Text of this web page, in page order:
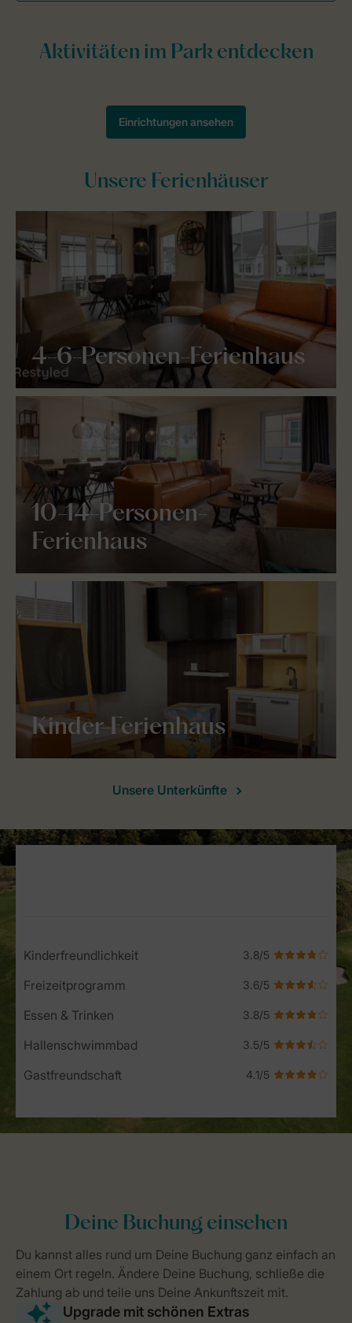
Unsere Ferienhäuser
4-6-Personen-Ferienhaus
10-14-Personen-
Ferienhaus
Kinder-Ferienhaus
Unsere Unterkünfte
Service Rating from our guests
Kinderfreundlichkeit
Freizeitprogramm
Essen & Trinken
Hallenschwimmbad
Gastfreundschaft